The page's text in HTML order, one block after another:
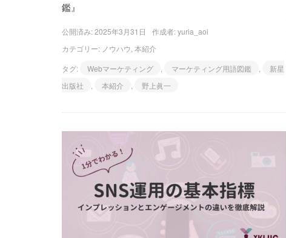
鑑』
公開済み: 2025年3月31日 作成者:yuria_aoi
カテゴリー: ノウハウ 本紹介
タグ:
Webマーケティング マーケティング用語図鑑
新星
出版社
本紹介 野上眞一